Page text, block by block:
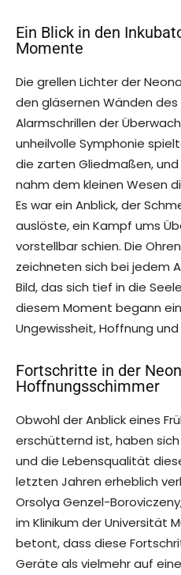
Ein Blick in den
Momente
Die grellen Lichter der
den gläsernen Wänden
Alarmschrillen der
unheilvolle Symphonie
die zarten Gliedmaßen,
nahm dem kleinen Wesen
Es war ein Anblick, der
auslöste, ein Kampf ums
vorstellbar schien. Die
zeichneten sich bei jedem
Bild, das sich tief in die
diesem Moment begann
Ungewissheit, Hoffnung
Fortschritte in der
Hoffnungsschimmer
Obwohl der Anblick eines
erschütternd ist, haben
und die Lebensqualität
letzten Jahren erheblich
Orsolya Genzel-
im Klinikum der Universität
betont, dass diese
Geräte als vielmehr auf